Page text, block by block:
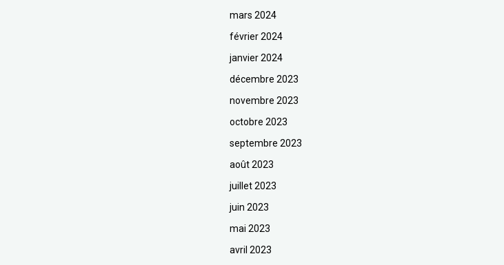
mars 2024
février 2024
janvier 2024
décembre 2023
novembre 2023
octobre 2023
septembre 2023
août 2023
juillet 2023
juin 2023
mai 2023
avril 2023